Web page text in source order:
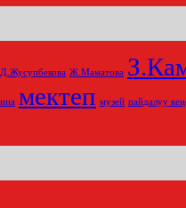
Д.Жусупбекова Ж.Маматова
мектеп музей пайдалуу